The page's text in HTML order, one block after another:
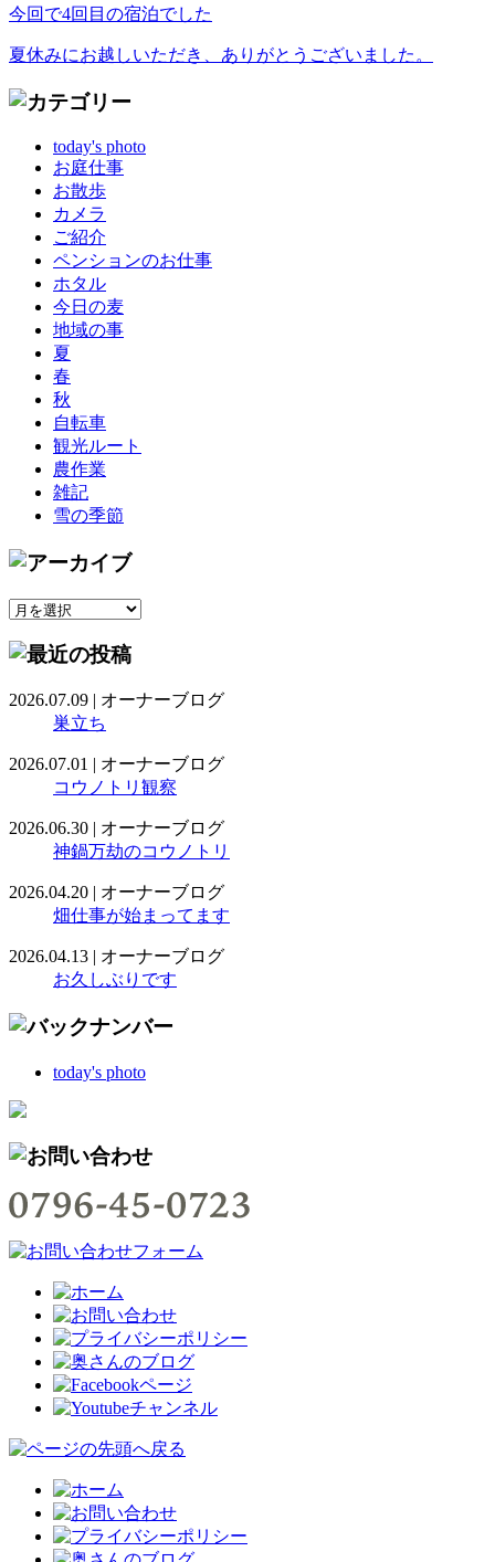
今回で4回目の宿泊でした
夏休みにお越しいただき、ありがとうございました。
today's photo
お庭仕事
お散歩
カメラ
ご紹介
ペンションのお仕事
ホタル
今日の麦
地域の事
夏
春
秋
自転車
観光ルート
農作業
雑記
雪の季節
2026.07.09 | オーナーブログ
巣立ち
2026.07.01 | オーナーブログ
コウノトリ観察
2026.06.30 | オーナーブログ
神鍋万劫のコウノトリ
2026.04.20 | オーナーブログ
畑仕事が始まってます
2026.04.13 | オーナーブログ
お久しぶりです
today's photo